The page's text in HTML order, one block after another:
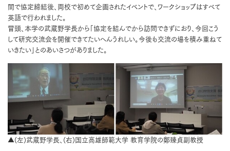
間で協定締結後、両校で初めて企画されたイベントで、ワークショップはすべて
英語で行われました。
冒頭、本学の武蔵野学長から「協定を結んでから訪問できずにおり、今回こう
して研究交流会を開催できてたいへんうれしい。今後も交流の場を積み重ねて
いきたい」とのあいさつがありました。
▲(左)武蔵野学長、(右)国立高雄師範大学 教育学院の鄭臻貞副教授